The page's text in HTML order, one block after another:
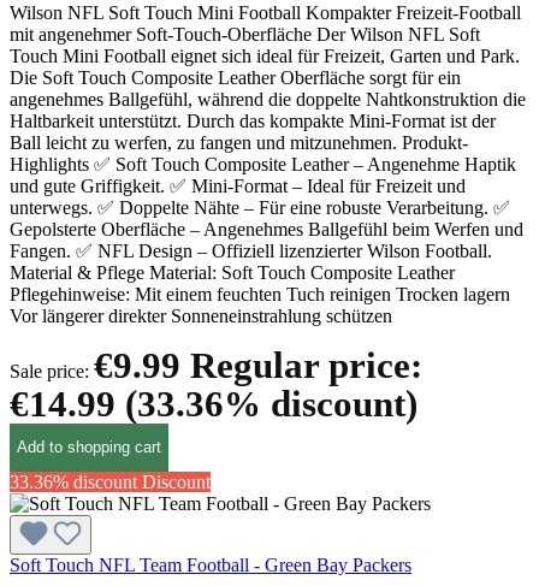
Wilson NFL Soft Touch Mini Football Kompakter Freizeit-Football
mit angenehmer Soft-Touch-Oberfläche Der Wilson NFL Soft
Touch Mini Football eignet sich ideal für Freizeit, Garten und Park.
Die Soft Touch Composite Leather Oberfläche sorgt für ein
angenehmes Ballgefühl, während die doppelte Nahtkonstruktion die
Haltbarkeit unterstützt. Durch das kompakte Mini-Format ist der
Ball leicht zu werfen, zu fangen und mitzunehmen. Produkt-
Highlights ✅ Soft Touch Composite Leather – Angenehme Haptik
und gute Griffigkeit. ✅ Mini-Format – Ideal für Freizeit und
unterwegs. ✅ Doppelte Nähte – Für eine robuste Verarbeitung. ✅
Gepolsterte Oberfläche – Angenehmes Ballgefühl beim Werfen und
Fangen. ✅ NFL Design – Offiziell lizenzierter Wilson Football.
Material & Pflege Material: Soft Touch Composite Leather
Pflegehinweise: Mit einem feuchten Tuch reinigen Trocken lagern
Vor längerer direkter Sonneneinstrahlung schützen
Sale price: €9.99 Regular price:
€14.99 (33.36% discount)
Add to shopping cart
33.36% discount Discount
Soft Touch NFL Team Football - Green Bay Packers